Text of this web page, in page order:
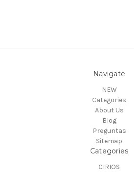
Navigate
NEW
Categories
About Us
Blog
Preguntas
Sitemap
Categories
CIRIOS